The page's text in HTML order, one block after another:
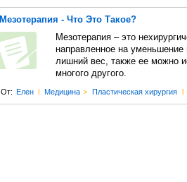
Мезотерапия - Что Это Такое?
Мезотерапия – это
направленное на
лишний вес, также ее можно
многого другого.
От: Елен l Медицина > Пластическая хирургия l